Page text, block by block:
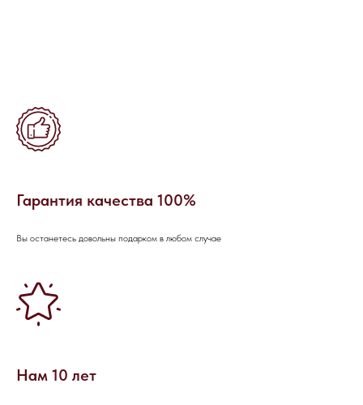
Гарантия качества 100%
Вы останетесь довольны подарком в любом случае
Нам 10 лет